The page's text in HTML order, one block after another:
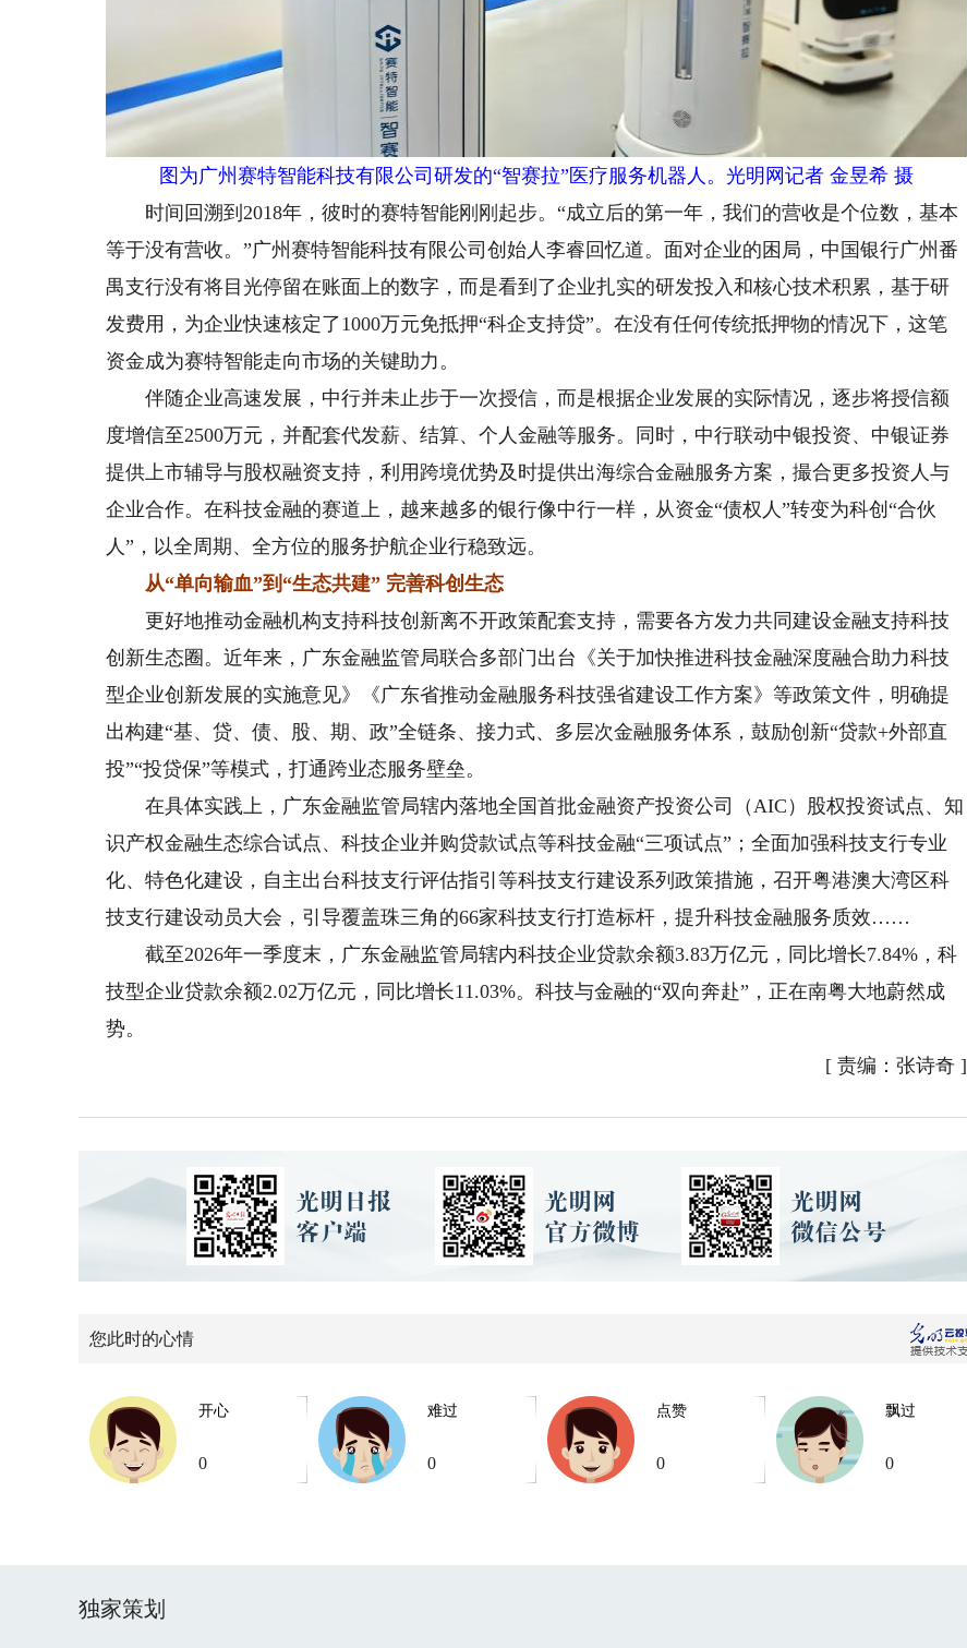
图为广州赛特智能科技有限公司研发的“智赛拉”医疗服务机器人。光明网记者 金昱希 摄
时间回溯到2018年，彼时的赛特智能刚刚起步。“成立后的第一年，我们的营收是个位数，基本
等于没有营收。”广州赛特智能科技有限公司创始人李睿回忆道。面对企业的困局，中国银行广州番
禺支行没有将目光停留在账面上的数字，而是看到了企业扎实的研发投入和核心技术积累，基于研
发费用，为企业快速核定了1000万元免抵押“科企支持贷”。在没有任何传统抵押物的情况下，这笔
资金成为赛特智能走向市场的关键助力。
伴随企业高速发展，中行并未止步于一次授信，而是根据企业发展的实际情况，逐步将授信额
度增信至2500万元，并配套代发薪、结算、个人金融等服务。同时，中行联动中银投资、中银证券
提供上市辅导与股权融资支持，利用跨境优势及时提供出海综合金融服务方案，撮合更多投资人与
企业合作。在科技金融的赛道上，越来越多的银行像中行一样，从资金“债权人”转变为科创“合伙
人”，以全周期、全方位的服务护航企业行稳致远。
从“单向输血”到“生态共建” 完善科创生态
更好地推动金融机构支持科技创新离不开政策配套支持，需要各方发力共同建设金融支持科技
创新生态圈。近年来，广东金融监管局联合多部门出台《关于加快推进科技金融深度融合助力科技
型企业创新发展的实施意见》《广东省推动金融服务科技强省建设工作方案》等政策文件，明确提
出构建“基、贷、债、股、期、政”全链条、接力式、多层次金融服务体系，鼓励创新“贷款+外部直
投”“投贷保”等模式，打通跨业态服务壁垒。
在具体实践上，广东金融监管局辖内落地全国首批金融资产投资公司（AIC）股权投资试点、知
识产权金融生态综合试点、科技企业并购贷款试点等科技金融“三项试点”；全面加强科技支行专业
化、特色化建设，自主出台科技支行评估指引等科技支行建设系列政策措施，召开粤港澳大湾区科
技支行建设动员大会，引导覆盖珠三角的66家科技支行打造标杆，提升科技金融服务质效……
截至2026年一季度末，广东金融监管局辖内科技企业贷款余额3.83万亿元，同比增长7.84%，科
技型企业贷款余额2.02万亿元，同比增长11.03%。科技与金融的“双向奔赴”，正在南粤大地蔚然成
势。
[ 责编：张诗奇 ]
您此时的心情
开心
0
难过
0
点赞
0
飘过
0
独家策划